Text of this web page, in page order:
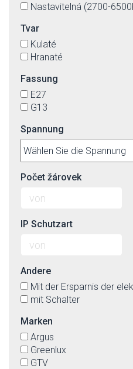
Nastavitelná (2700-
Tvar
Kulaté
Hranaté
Fassung
E27
G13
Spannung
Počet žárovek
IP Schutzart
Andere
Mit der Ersparnis der
mit Schalter
Marken
Argus
Greenlux
GTV